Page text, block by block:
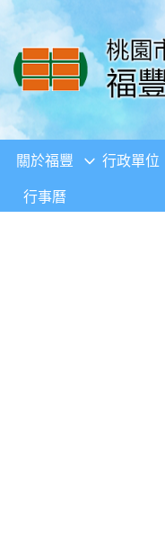
移至網頁之主要內容區位置
關於福豐 行政單位
行事曆